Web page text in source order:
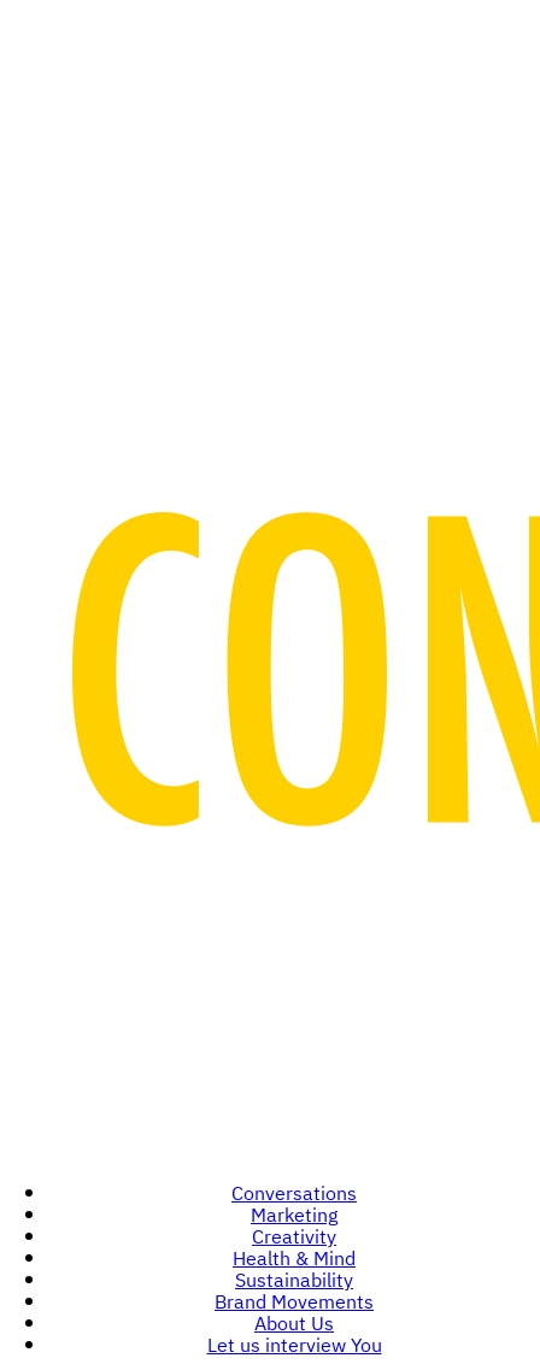
Conversations
Marketing
Creativity
Health & Mind
Sustainability
Brand Movements
About Us
Let us interview You